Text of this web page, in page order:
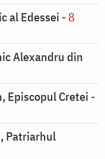
al Edessei - 8
Alexandru din
Episcopul Cretei -
Patriarhul